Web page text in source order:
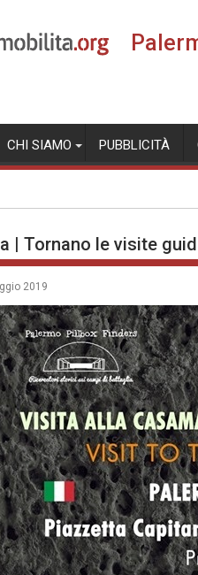
CHI SIAMO PUBBLICITÀ
| Tornano le visite
2019